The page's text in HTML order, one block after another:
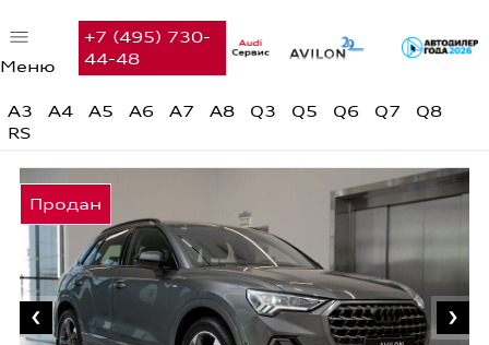
Меню
+7 (495) 730-
44-48
A3 A4 A5 A6 A7 A8 Q3 Q5 Q6 Q7
Q8
RS
Предложения недели
Финансовые услуги
Сервис
Вакансии